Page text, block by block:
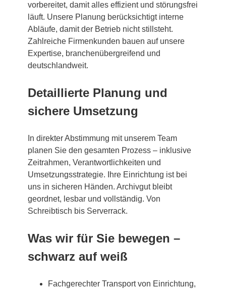
vorbereitet, damit alles effizient und störungsfrei
läuft. Unsere Planung berücksichtigt interne
Abläufe, damit der Betrieb nicht stillsteht.
Zahlreiche Firmenkunden bauen auf unsere
Expertise, branchenübergreifend und
deutschlandweit.
Detaillierte Planung und
sichere Umsetzung
In direkter Abstimmung mit unserem Team
planen Sie den gesamten Prozess – inklusive
Zeitrahmen, Verantwortlichkeiten und
Umsetzungsstrategie. Ihre Einrichtung ist bei
uns in sicheren Händen. Archivgut bleibt
geordnet, lesbar und vollständig. Von
Schreibtisch bis Serverrack.
Was wir für Sie bewegen –
schwarz auf weiß
Fachgerechter Transport von Einrichtung,